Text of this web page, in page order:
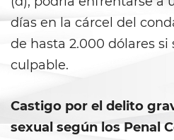
Child
Indecent
Lewd Acts with
días en la cárcel del
de hasta 2.000 dólares si
culpable.
Castigo por el delito
sexual según los Penal